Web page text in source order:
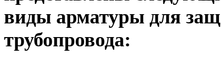
виды арматуры для
трубопровода: